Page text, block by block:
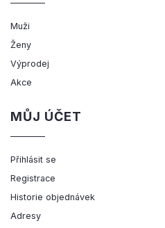
Muži
Ženy
Výprodej
Akce
MŮJ ÚČET
Přihlásit se
Registrace
Historie objednávek
Adresy